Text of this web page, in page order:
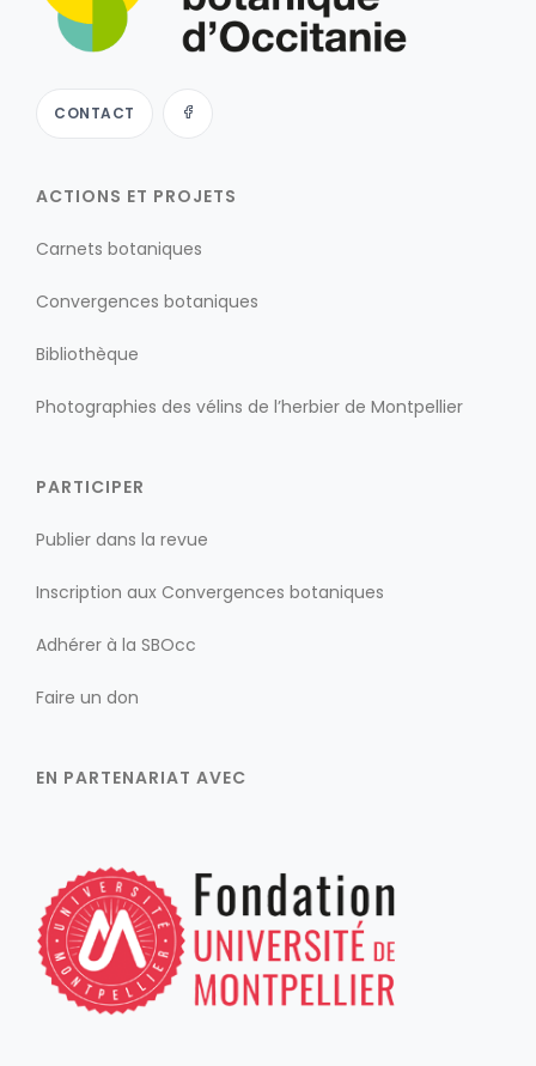
CONTACT
ACTIONS ET PROJETS
Carnets botaniques
Convergences botaniques
Bibliothèque
Photographies des vélins de l’herbier de Montpellier
PARTICIPER
Publier dans la revue
Inscription aux Convergences botaniques
Adhérer à la SBOcc
Faire un don
EN PARTENARIAT AVEC